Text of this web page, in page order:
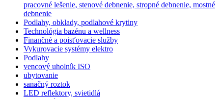
pracovné lešenie, stenové debnenie, stropné debnenie, mostné
debnenie
Podlahy, obklady, podlahové krytiny
Technológia bazénu a wellness
Finančné a poisťovacie služby
Vykurovacie systémy elektro
Podlahy
vencový uholník ISO
ubytovanie
sanačný roztok
LED reflektory, svietidlá